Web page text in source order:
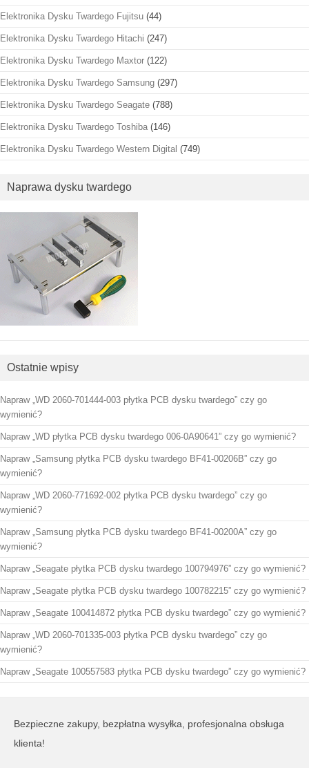
Elektronika Dysku Twardego Fujitsu (44)
Elektronika Dysku Twardego Hitachi (247)
Elektronika Dysku Twardego Maxtor (122)
Elektronika Dysku Twardego Samsung (297)
Elektronika Dysku Twardego Seagate (788)
Elektronika Dysku Twardego Toshiba (146)
Elektronika Dysku Twardego Western Digital (749)
Naprawa dysku twardego
Ostatnie wpisy
Napraw „WD 2060-701444-003 płytka PCB dysku twardego” czy go
wymienić?
Napraw „WD płytka PCB dysku twardego 006-0A90641” czy go wymienić?
Napraw „Samsung płytka PCB dysku twardego BF41-00206B” czy go
wymienić?
Napraw „WD 2060-771692-002 płytka PCB dysku twardego” czy go
wymienić?
Napraw „Samsung płytka PCB dysku twardego BF41-00200A” czy go
wymienić?
Napraw „Seagate płytka PCB dysku twardego 100794976” czy go wymienić?
Napraw „Seagate płytka PCB dysku twardego 100782215” czy go wymienić?
Napraw „Seagate 100414872 płytka PCB dysku twardego” czy go wymienić?
Napraw „WD 2060-701335-003 płytka PCB dysku twardego” czy go
wymienić?
Napraw „Seagate 100557583 płytka PCB dysku twardego” czy go wymienić?
Bezpieczne zakupy, bezpłatna wysyłka, profesjonalna obsługa
klienta!